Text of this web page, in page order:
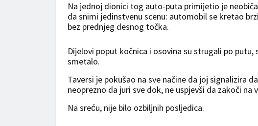
Na jednoj dionici tog auto-puta primijetio je
da snimi jedinstvenu scenu: automobil se kretao
bez prednjeg desnog točka.
Dijelovi poput kočnica i osovina su strugali po
smetalo.
Taversi je pokušao na sve načine da joj signalizira
neoprezno da juri sve dok, ne uspjevši da zakoči
Na sreću, nije bilo ozbiljnih posljedica.